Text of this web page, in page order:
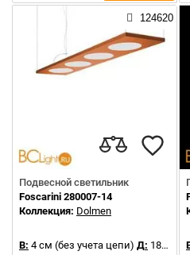
124620
Подвесной светильник
Foscarini 280007-14
Коллекция: Dolmen
В: 4 см (без учета цепи) Д: 180 см